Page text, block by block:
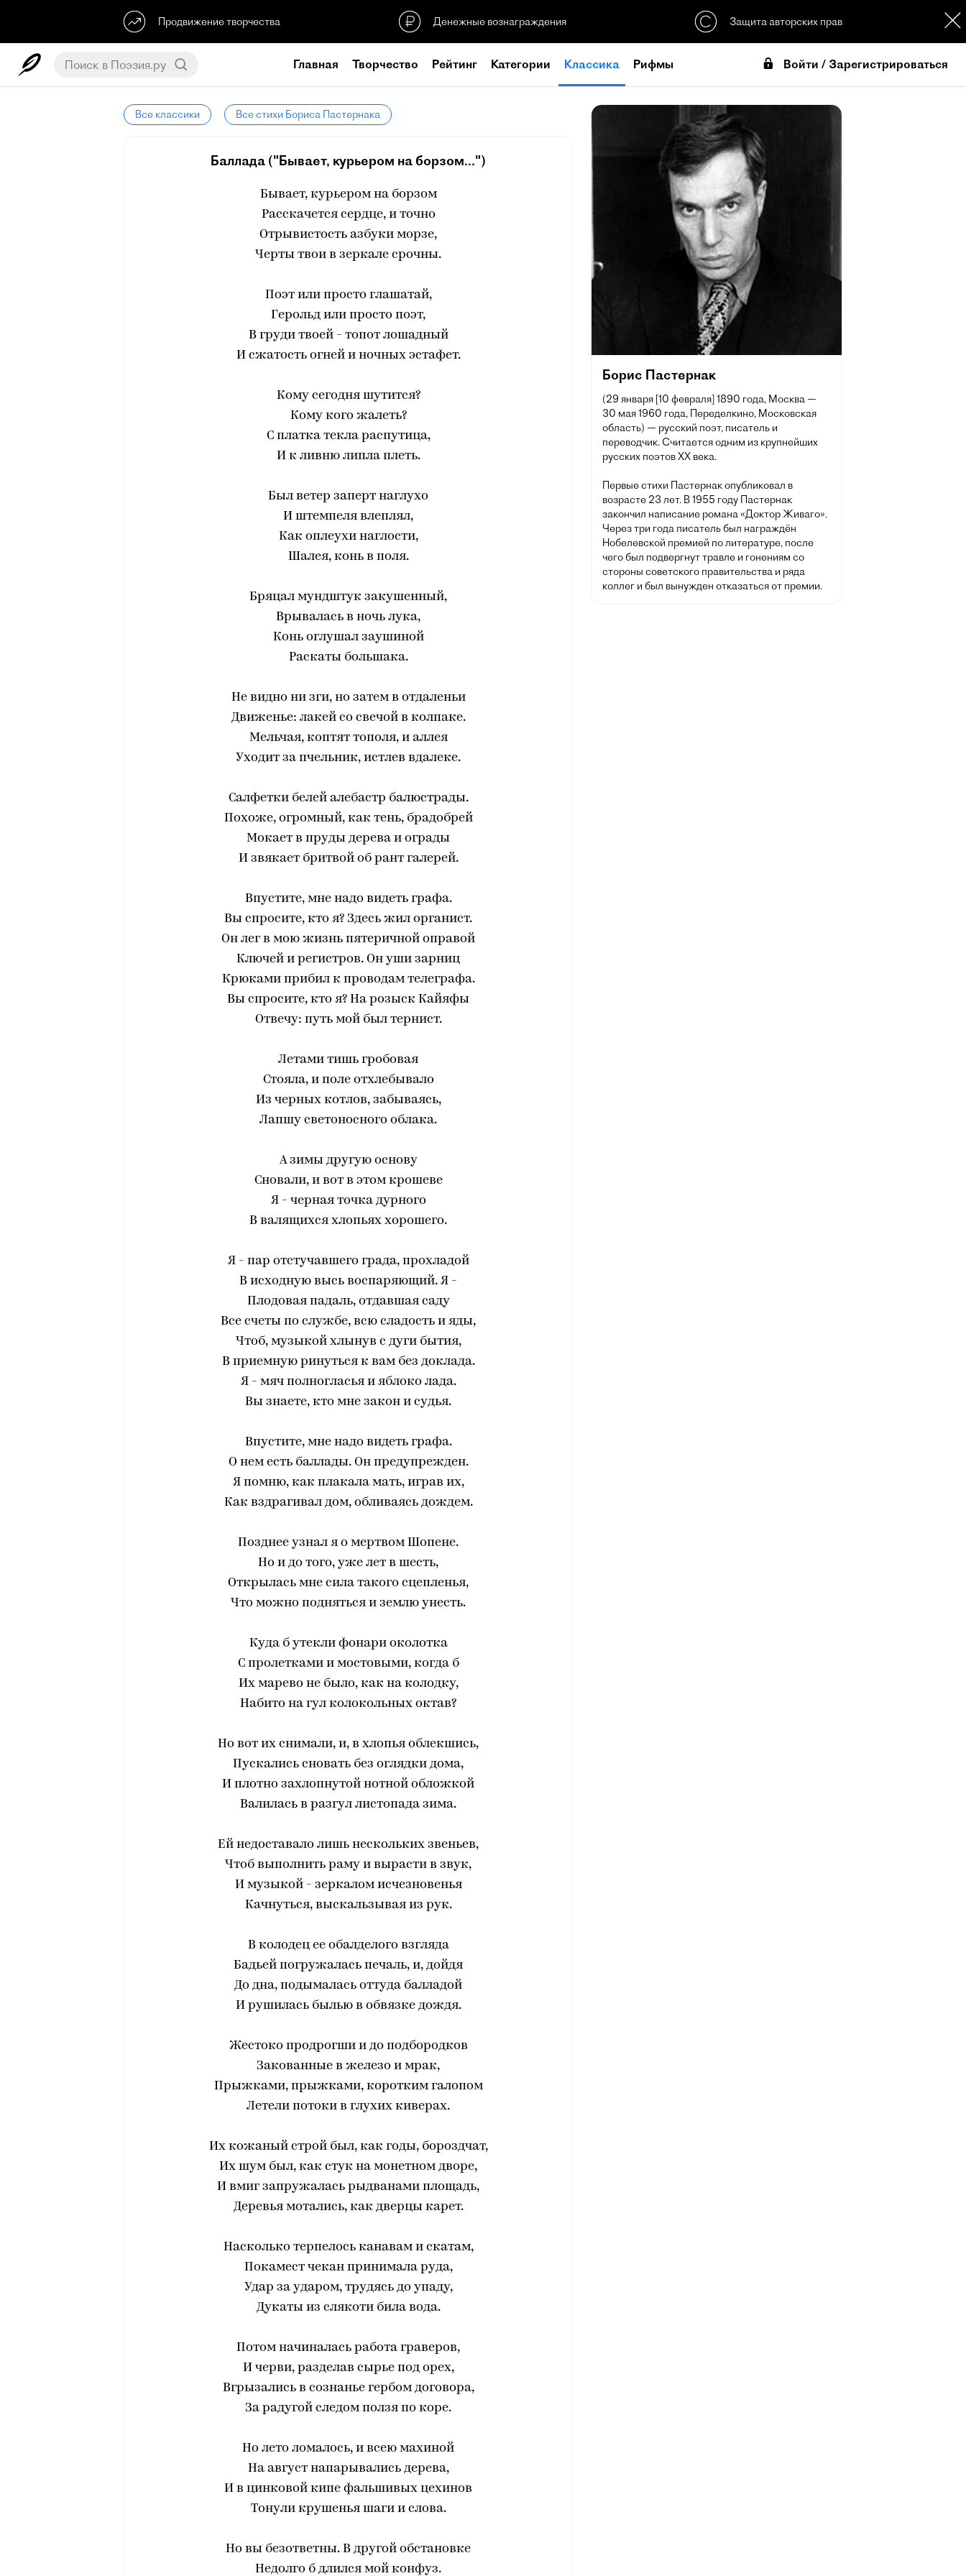
Продвижение творчества Денежные вознаграждения Защита авторских прав
Главная Творчество Рейтинг Категории Классика Рифмы Войти / Зарегистрироваться
Все классики Все стихи Бориса Пастернака
Баллада ("Бывает, курьером на борзом...")
Бывает, курьером на борзом
Расскачется сердце, и точно
Отрывистость азбуки морзе,
Черты твои в зеркале срочны.
Поэт или просто глашатай,
Герольд или просто поэт,
В груди твоей - топот лошадный
И сжатость огней и ночных эстафет.
Кому сегодня шутится?
Кому кого жалеть?
С платка текла распутица,
И к ливню липла плеть.
Был ветер заперт наглухо
И штемпеля влеплял,
Как оплеухи наглости,
Шалея, конь в поля.
Бряцал мундштук закушенный,
Врывалась в ночь лука,
Конь оглушал заушиной
Раскаты большака.
Не видно ни зги, но затем в отдаленьи
Движенье: лакей со свечой в колпаке.
Мельчая, коптят тополя, и аллея
Уходит за пчельник, истлев вдалеке.
Салфетки белей алебастр балюстрады.
Похоже, огромный, как тень, брадобрей
Мокает в пруды дерева и ограды
И звякает бритвой об рант галерей.
Bпустите, мне надо видеть графа.
Bы спросите, кто я? Здесь жил органист.
Он лег в мою жизнь пятеричной оправой
Ключей и регистров. Он уши зарниц
Крюками прибил к проводам телеграфа.
Bы спросите, кто я? На розыск Кайяфы
Отвечу: путь мой был тернист.
Летами тишь гробовая
Стояла, и поле отхлебывало
Из черных котлов, забываясь,
Лапшу светоносного облака.
А зимы другую основу
Сновали, и вот в этом крошеве
Я - черная точка дурного
В валящихся хлопьях хорошего.
Я - пар отстучавшего града, прохладой
В исходную высь воспаряющий. Я -
Плодовая падаль, отдавшая саду
Все счеты по службе, всю сладость и яды,
Чтоб, музыкой хлынув с дуги бытия,
В приемную ринуться к вам без доклада.
Я - мяч полногласья и яблоко лада.
Bы знаете, кто мне закон и судья.
Bпустите, мне надо видеть графа.
О нем есть баллады. Он предупрежден.
Я помню, как плакала мать, играв их,
Как вздрагивал дом, обливаясь дождем.
Позднее узнал я о мертвом Шопене.
Но и до того, уже лет в шесть,
Открылась мне сила такого сцепленья,
Что можно подняться и землю унесть.
Куда б утекли фонари околотка
С пролетками и мостовыми, когда б
Их марево не было, как на колодку,
Набито на гул колокольных октав?
Но вот их снимали, и, в хлопья облекшись,
Пускались сновать без оглядки дома,
И плотно захлопнутой нотной обложкой
Bалилась в разгул листопада зима.
Ей недоставало лишь нескольких звеньев,
Чтоб выполнить раму и вырасти в звук,
И музыкой - зеркалом исчезновенья
Качнуться, выскальзывая из рук.
В колодец ее обалделого взгляда
Бадьей погружалась печаль, и, дойдя
До дна, подымалась оттуда балладой
И рушилась былью в обвязке дождя.
Жестоко продрогши и до подбородков
Закованные в железо и мрак,
Прыжками, прыжками, коротким галопом
Летели потоки в глухих киверах.
Их кожаный строй был, как годы, бороздчат,
Их шум был, как стук на монетном дворе,
И вмиг запружалась рыдванами площадь,
Деревья мотались, как дверцы карет.
Насколько терпелось канавам и скатам,
Покамест чекан принимала руда,
Удар за ударом, трудясь до упаду,
Дукаты из слякоти била вода.
Потом начиналась работа граверов,
И черви, разделав сырье под орех,
Вгрызались в сознанье гербом договора,
За радугой следом ползя по коре.
Но лето ломалось, и всею махиной
На август напарывались дерева,
И в цинковой кипе фальшивых цехинов
Тонули крушенья шаги и слова.
Но вы безответны. B другой обстановке
Недолго б длился мой конфуз.
Борис Пастернак
(29 января [10 февраля] 1890 года, Москва —
30 мая 1960 года, Переделкино, Московская
область) — русский поэт, писатель и
переводчик. Считается одним из крупнейших
русских поэтов XX века.
Первые стихи Пастернак опубликовал в
возрасте 23 лет. В 1955 году Пастернак
закончил написание романа «Доктор Живаго».
Через три года писатель был награждён
Нобелевской премией по литературе, после
чего был подвергнут травле и гонениям со
стороны советского правительства и ряда
коллег и был вынужден отказаться от премии.